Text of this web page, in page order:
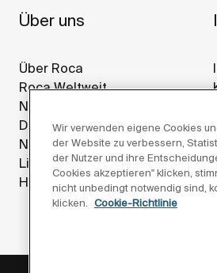
Über uns
Über Roca
Roca Weltweit
Nachhaltigkeit
Design Und Innovation
News
Lieferanten
Hinweisgeber
Wir verwenden eigene Cookies
der Website zu verbessern,
der Nutzer und ihre
Cookies akzeptieren" klicken,
nicht unbedingt notwendig sind,
klicken. Cookie-Richtlinie